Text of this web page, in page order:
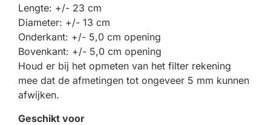
Lengte: +/- 23 cm
Diameter: +/- 13 cm
Onderkant: +/- 5,0 cm opening
Bovenkant: +/- 5,0 cm opening
Houd er bij het opmeten van het filter rekening
mee dat de afmetingen tot ongeveer 5 mm kunnen
afwijken.
Geschikt voor